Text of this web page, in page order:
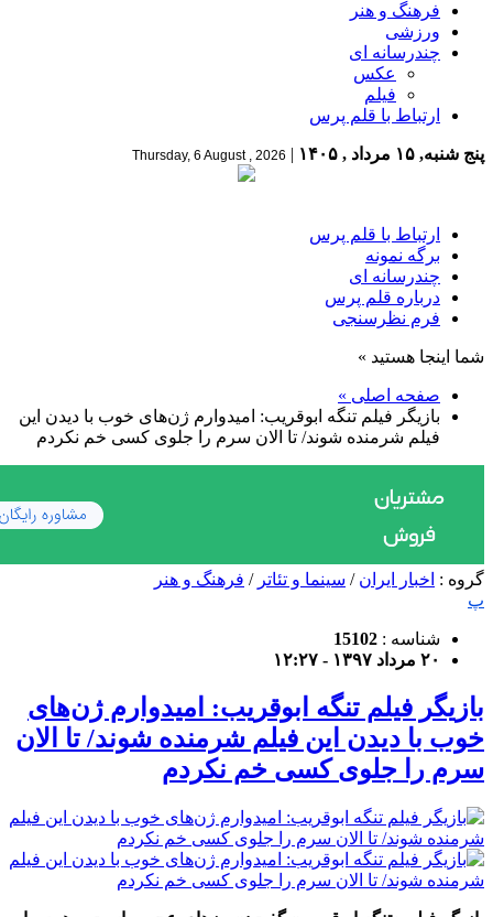
فرهنگ و هنر
ورزشی
چندرسانه ای
عکس
فیلم
ارتباط با قلم پرس
پنج شنبه, ۱۵ مرداد , ۱۴۰۵ |
Thursday, 6 August , 2026
ارتباط با قلم پرس
برگه نمونه
چندرسانه ای
درباره قلم پرس
فرم نظرسنجی
شما اینجا هستید »
صفحه اصلی »
بازیگر فیلم تنگه ابوقریب: امیدوارم ژن‌های خوب با دیدن این
فیلم شرمنده شوند/ تا الان سرم را جلوی کسی خم نکردم
گروه : اخبار ایران / سینما و تئاتر / فرهنگ و هنر
پ
شناسه : 15102
۲۰ مرداد ۱۳۹۷ - ۱۲:۲۷
بازیگر فیلم تنگه ابوقریب: امیدوارم ژن‌های
خوب با دیدن این فیلم شرمنده شوند/ تا الان
سرم را جلوی کسی خم نکردم